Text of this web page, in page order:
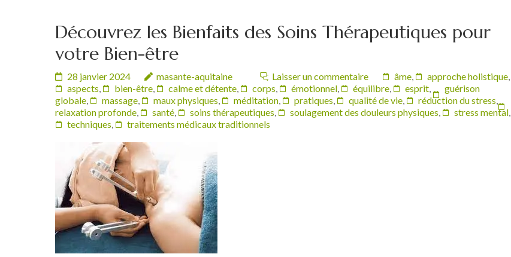
Découvrez les Bienfaits des Soins Thérapeutiques pour
votre Bien-être
28 janvier 2024 masante-aquitaine Laisser un commentaire âme, approche holistique,
aspects, bien-être, calme et détente, corps, émotionnel, équilibre, esprit,
guérison
globale, massage, maux physiques, méditation, pratiques, qualité de vie, réduction du stress,
relaxation profonde, santé, soins thérapeutiques, soulagement des douleurs physiques, stress mental,
techniques, traitements médicaux traditionnels